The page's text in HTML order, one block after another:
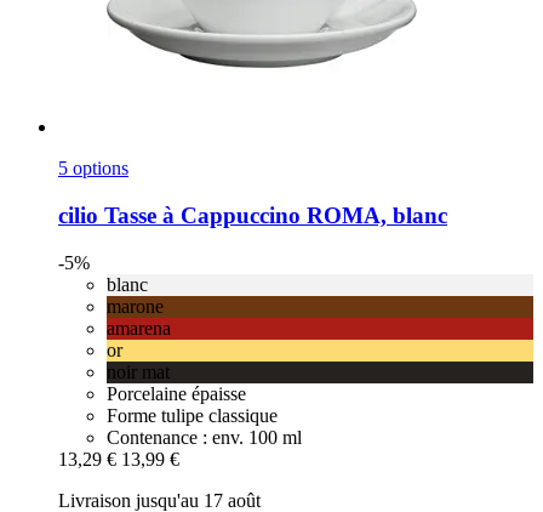
5 options
cilio Tasse à Cappuccino ROMA, blanc
-5%
blanc
marone
amarena
or
noir mat
Porcelaine épaisse
Forme tulipe classique
Contenance : env. 100 ml
13,29 € 13,99 €
Livraison jusqu'au 17 août